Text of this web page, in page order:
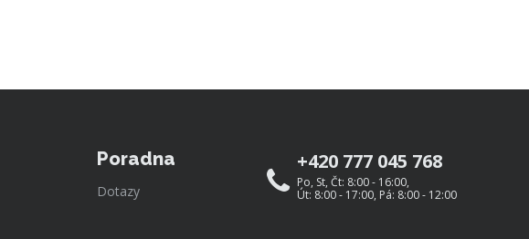
Poradna
Dotazy
+420 777 045 768
Po, St, Čt: 8:00 - 16:00,
Út: 8:00 - 17:00, Pá: 8:00 - 12:00